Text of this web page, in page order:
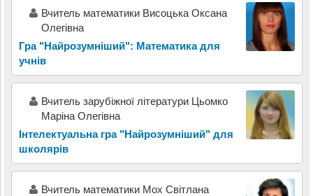
Вчитель математики Висоцька Оксана
Олегівна
Гра "Найрозумніший": Математика для
учнів
Вчитель зарубіжної літератури Цьомко
Маріна Олегівна
Інтелектуальна гра "Найрозумніший" для
школярів
Вчитель математики Мох Світлана